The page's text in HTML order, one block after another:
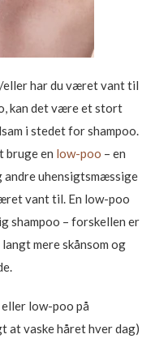
eller har du været vant til
kan det være et stort
i stedet for shampoo.
bruge en low-poo – en
andre uhensigtsmæssige
vant til. En low-poo
shampoo – forskellen er
mere skånsom og
low-poo på
at vaske håret hver dag)